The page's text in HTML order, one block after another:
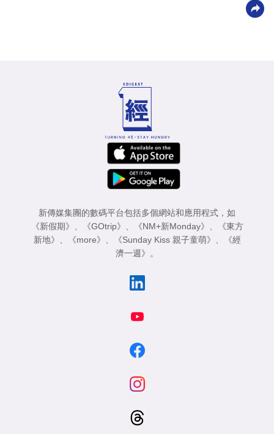
新傳媒集團的數碼平台包括多個網站和應用程式，如
《新假期》
《GOtrip》 《NM+新Monday》
《東方
新地》
《more》 《Sunday Kiss 親子童萌》
《經
濟一週》
。